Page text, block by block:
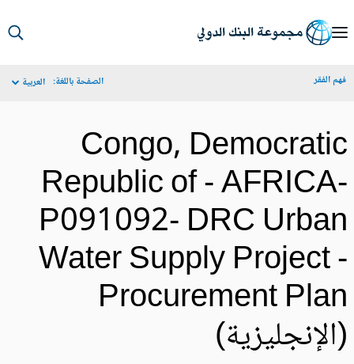
الفقر الصفحة باللغة: العربية
Congo,
Republic of -
P091092- DRC
Water Supply Project
Procurement